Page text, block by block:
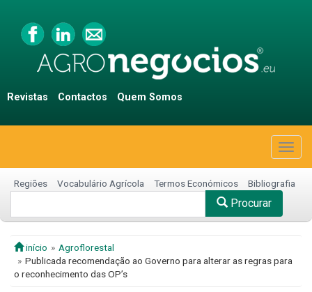
Revistas Contactos Quem Somos
Regiões Vocabulário Agrícola Termos Económicos Bibliografia
Procurar
início
Agroflorestal
Publicada recomendação ao Governo para alterar as regras para
o reconhecimento das OP’s